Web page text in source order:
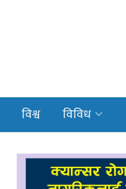
विश्व विविध